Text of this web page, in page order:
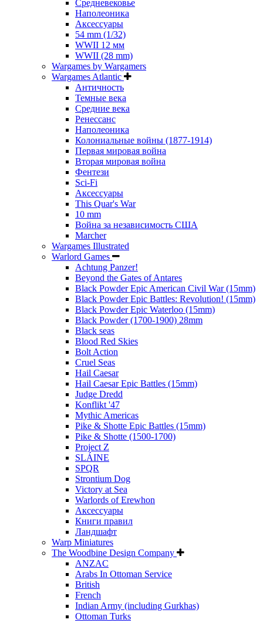
Средневековье
Наполеоника
Аксессуары
54 mm (1/32)
WWII 12 мм
WWII (28 mm)
Wargames by Wargamers
Wargames Atlantic
Античность
Темные века
Средние века
Ренессанс
Наполеоника
Колониальные войны (1877-1914)
Первая мировая война
Вторая мировая война
Фентези
Sci-Fi
Аксессуары
This Quar's War
10 mm
Война за независимость США
Marcher
Wargames Illustrated
Warlord Games
Achtung Panzer!
Beyond the Gates of Antares
Black Powder Epic American Civil War (15mm)
Black Powder Epic Battles: Revolution! (15mm)
Black Powder Epic Waterloo (15mm)
Black Powder (1700-1900) 28mm
Black seas
Blood Red Skies
Bolt Action
Cruel Seas
Hail Caesar
Hail Caesar Epic Battles (15mm)
Judge Dredd
Konflikt '47
Mythic Americas
Pike & Shotte Epic Battles (15mm)
Pike & Shotte (1500-1700)
Project Z
SLÁINE
SPQR
Strontium Dog
Victory at Sea
Warlords of Erewhon
Аксессуары
Книги правил
Ландшафт
Warp Miniatures
The Woodbine Design Company
ANZAC
Arabs In Ottoman Service
British
French
Indian Army (including Gurkhas)
Ottoman Turks